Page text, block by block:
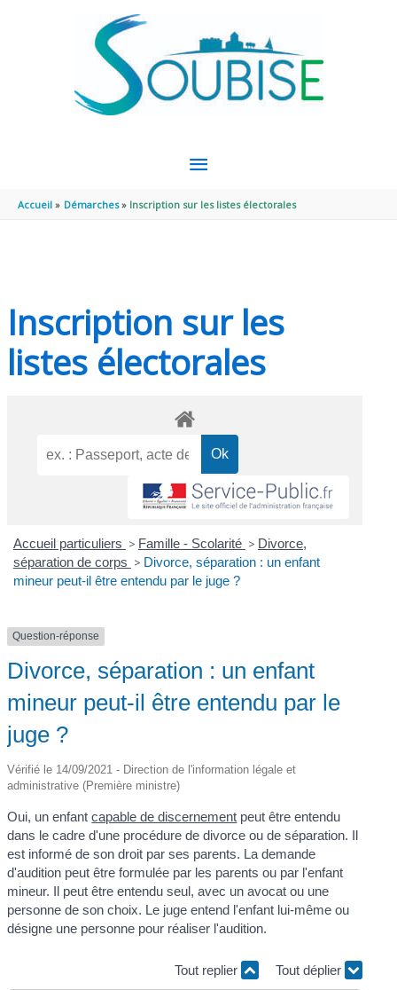
MENU
PRINCIPAL
Accueil Démarches Inscription sur les listes électorales
Inscription sur les
listes électorales
Accueil particuliers > Famille - Scolarité > Divorce,
séparation de corps > Divorce, séparation : un enfant
mineur peut-il être entendu par le juge ?
Question-réponse
Divorce, séparation : un enfant
mineur peut-il être entendu par le
juge ?
Vérifié le 14/09/2021 - Direction de l'information légale et
administrative (Première ministre)
Oui, un enfantcapable de discernement peut être entendu
dans le cadre d'une procédure de divorce ou de séparation. Il
est informé de son droit par ses parents. La demande
d'audition peut être formulée par les parents ou par l'enfant
mineur. Il peut être entendu seul, avec un avocat ou une
personne de son choix. Le juge entend l'enfant lui-même ou
désigne une personne pour réaliser l'audition.
Tout replier Tout déplier